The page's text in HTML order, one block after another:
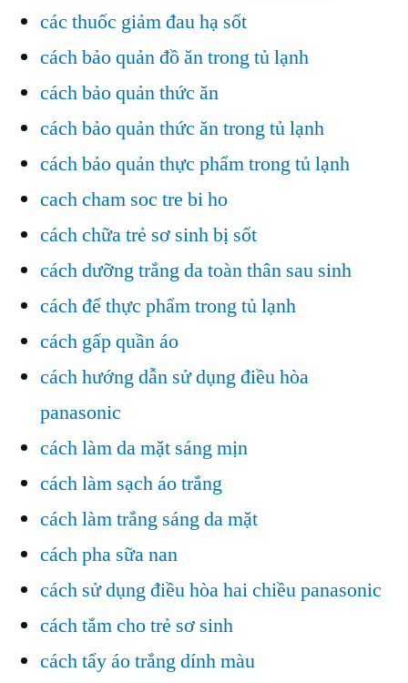
các thuốc giảm đau hạ sốt
cách bảo quản đồ ăn trong tủ lạnh
cách bảo quản thức ăn
cách bảo quản thức ăn trong tủ lạnh
cách bảo quản thực phẩm trong tủ lạnh
cach cham soc tre bi ho
cách chữa trẻ sơ sinh bị sốt
cách dưỡng trắng da toàn thân sau sinh
cách để thực phẩm trong tủ lạnh
cách gấp quần áo
cách hướng dẫn sử dụng điều hòa
panasonic
cách làm da mặt sáng mịn
cách làm sạch áo trắng
cách làm trắng sáng da mặt
cách pha sữa nan
cách sử dụng điều hòa hai chiều panasonic
cách tắm cho trẻ sơ sinh
cách tẩy áo trắng dính màu